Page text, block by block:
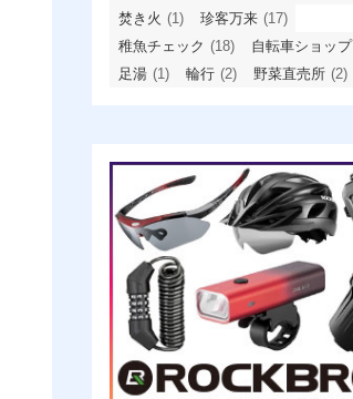
焚き火 (1) 珍客万来 (17)
稚魚チェック (18) 自転車ショップ
足湯 (1) 輪行 (2) 野菜直売所 (2)